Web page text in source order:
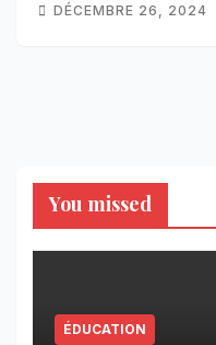
DÉCEMBRE 26, 2024
You missed
ÉDUCATION